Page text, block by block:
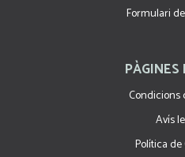
Formulari
PÀGINES
Condicions
Avís
Política de